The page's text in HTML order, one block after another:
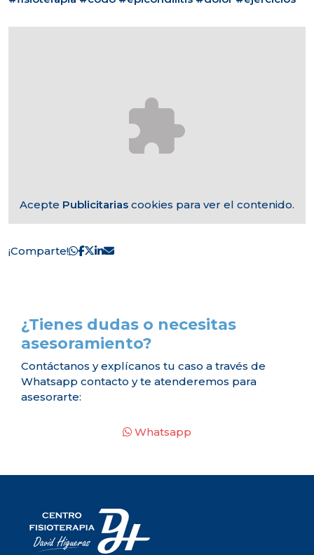
Acepte Publicitarias cookies para ver el contenido.
¡Comparte!
¿Tienes dudas o necesitas
asesoramiento?
Contáctanos y explícanos tu caso a través de
Whatsapp contacto y te atenderemos para
asesorarte:
Whatsapp